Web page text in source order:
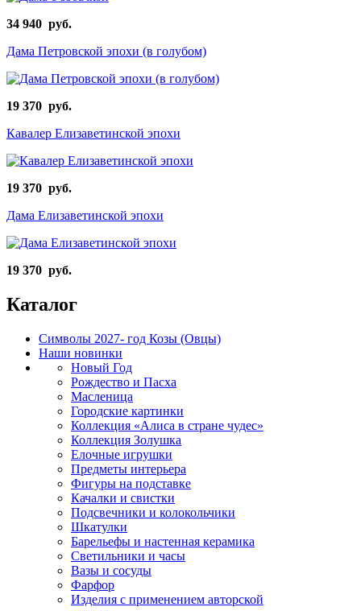
34 940 руб.
Дама Петровской эпохи (в голубом)
19 370 руб.
Кавалер Елизаветинской эпохи
19 370 руб.
Дама Елизаветинской эпохи
19 370 руб.
Каталог
Символы 2027- год Козы (Овцы)
Наши новинки
Новый Год
Рождество и Пасха
Масленица
Городские картинки
Коллекция «Алиса в стране чудес»
Коллекция Золушка
Елочные игрушки
Предметы интерьера
Фигуры на подставке
Качалки и свистки
Подсвечники и колокольчики
Шкатулки
Барельефы и настенная керамика
Светильники и часы
Вазы и сосуды
Фарфор
Изделия с применением авторской